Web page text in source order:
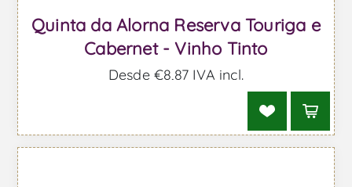
Quinta da Alorna Reserva Touriga e
Cabernet - Vinho Tinto
Desde €8,87 IVA incl.